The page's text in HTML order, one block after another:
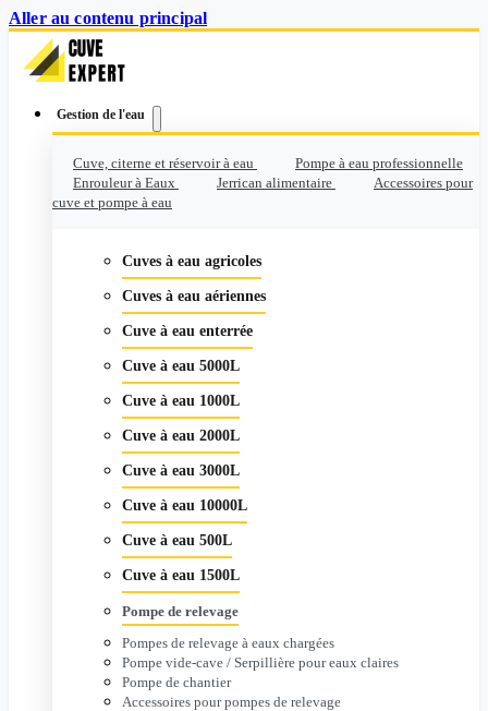
Aller au contenu principal
Gestion de l'eau
Cuve, citerne et réservoir à eau
Pompe à eau professionnelle
Enrouleur à Eaux
Jerrican alimentaire
Accessoires pour
cuve et pompe à eau
Cuves à eau agricoles
Cuves à eau aériennes
Cuve à eau enterrée
Cuve à eau 5000L
Cuve à eau 1000L
Cuve à eau 2000L
Cuve à eau 3000L
Cuve à eau 10000L
Cuve à eau 500L
Cuve à eau 1500L
Pompe de relevage
Pompes de relevage à eaux chargées
Pompe vide-cave / Serpillière pour eaux claires
Pompe de chantier
Accessoires pour pompes de relevage